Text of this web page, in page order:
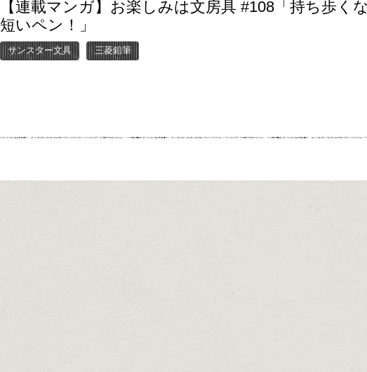
【連載マンガ】お楽しみは文房具 #108「持ち歩く
短いペン！」
サンスター文具 三菱鉛筆